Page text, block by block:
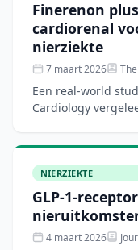
Finerenon
cardiorenal
nierziekte
7 maart 2026
Een real-world
Cardiology
NIERZIEKTE
GLP-1-
4 maart 2026